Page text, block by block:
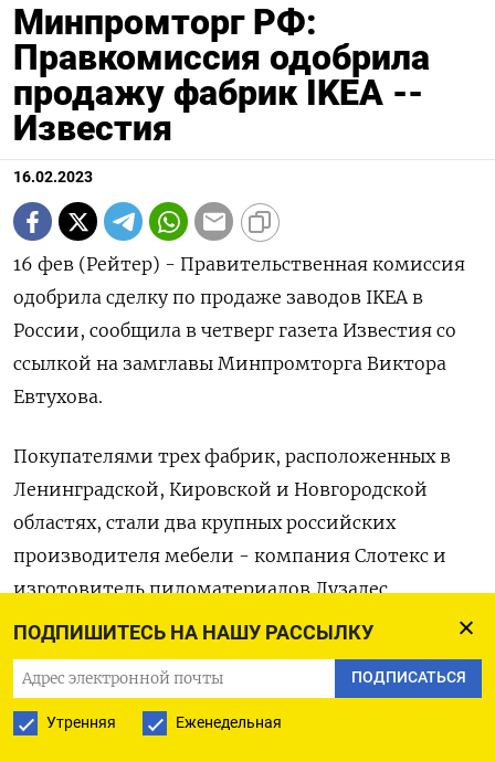
ПОДПИШИТЕСЬ НА НАШУ РАССЫЛКУ
ПОДПИСАТЬСЯ
Утренняя Еженедельная
Минпромторг РФ:
Правкомиссия одобрила
продажу фабрик IKEA --
Известия
16.02.2023
16 фев (Рейтер) - Правительственная комиссия
одобрила сделку по продаже заводов IKEA в
России, сообщила в четверг газета Известия со
ссылкой на замглавы Минпромторга Виктора
Евтухова.
Покупателями трех фабрик, расположенных в
Ленинградской, Кировской и Новгородской
областях, стали два крупных российских
производителя мебели - компания Слотекс и
изготовитель пиломатериалов Лузалес.
Оставленные IKEA мощности продолжат
функционировать в России, продукцию этих
предприятий начнут реализовывать в местных